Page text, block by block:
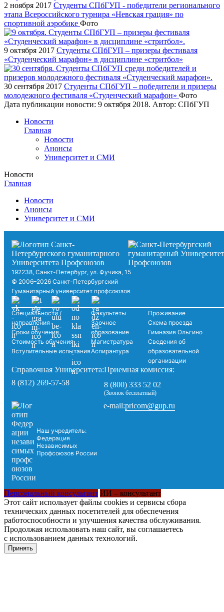
2 ноября 2017 Студенты СПбГУП - победители регионального
этапа Всероссийского турнира «Невская грация» по
спортивной аэробике Фото
9 октября 2017 Студенты СПбГУП – призеры фестиваля
«Студенческий марафон» в дисциплине «стритбол»
30 сентября 2017 Студенты СПбГУП – победители и призеры
молодежного фестиваля «Студенческий марафон» Фото
Дата публикации новости: 9 октября 2018. Автор: СПбГУП
Новости
Главная
Новости
Анонсы
Университет и СМИ
Новости
Главная
Новости
Анонсы
Университет и СМИ
192238, Санкт-Петербург, ул. Фучика, 15
© 2006–2026 Санкт-Петербургский
Гуманитарный университет профсоюзов
Специальности /
направления
Сроки обучения
Стоимость обучения
Вступительные испытания
Факультеты
Заочное
образование
Магистратура
Аспирантура
Проживание
Схема проезда
Гимназия Ольгино
Сведения об
образовательной
организации
Справочная Университета:
8 (812) 269-57-58
Приемная комиссия:
8 (800) 333 52 02
(Звонок бесплатный)
Наш учредитель:
Федерация
Независимых
Профсоюзов России
e-mail:pricom@gup.ru
Персональный консультант ИИ – консультант
Этот сайт использует файлы cookies и сервисы сбора
технических данных посетителей для обеспечения
работоспособности и улучшения качества обслуживания.
Продолжая использовать наш сайт, вы соглашаетесь
с использованием данных технологий.
Принять